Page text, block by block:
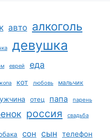
авто алкоголь
девушка
еврей еда
кот любовь мальчик
отец папа парень
россия свадьба
сон сын телефон